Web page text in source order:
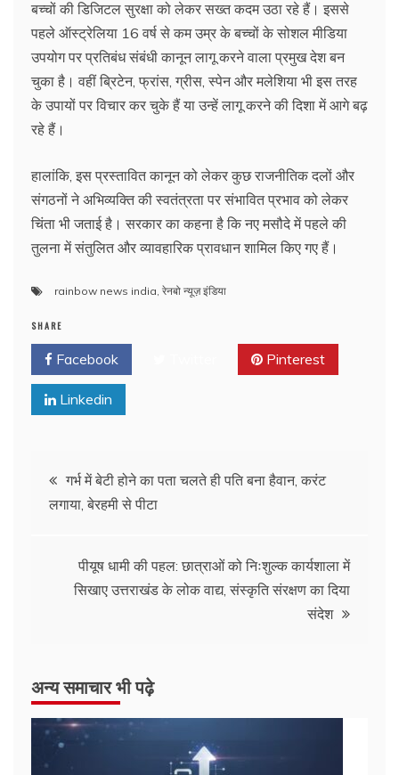
बच्चों की डिजिटल सुरक्षा को लेकर सख्त कदम उठा रहे हैं। इससे
पहले ऑस्ट्रेलिया 16 वर्ष से कम उम्र के बच्चों के सोशल मीडिया
उपयोग पर प्रतिबंध संबंधी कानून लागू करने वाला प्रमुख देश बन
चुका है। वहीं ब्रिटेन, फ्रांस, ग्रीस, स्पेन और मलेशिया भी इस तरह
के उपायों पर विचार कर चुके हैं या उन्हें लागू करने की दिशा में आगे बढ़
रहे हैं।
हालांकि, इस प्रस्तावित कानून को लेकर कुछ राजनीतिक दलों और
संगठनों ने अभिव्यक्ति की स्वतंत्रता पर संभावित प्रभाव को लेकर
चिंता भी जताई है। सरकार का कहना है कि नए मसौदे में पहले की
तुलना में संतुलित और व्यावहारिक प्रावधान शामिल किए गए हैं।
rainbow news india, रेनबो न्यूज़ इंडिया
SHARE
Facebook Pinterest
Linkedin
Post
navigation
गर्भ में बेटी होने का पता चलते ही पति बना हैवान, करंट
लगाया, बेरहमी से पीटा
पीयूष धामी की पहल: छात्राओं को निःशुल्क कार्यशाला में
सिखाए उत्तराखंड के लोक वाद्य, संस्कृति संरक्षण का दिया
संदेश
अन्य समाचार भी पढ़े